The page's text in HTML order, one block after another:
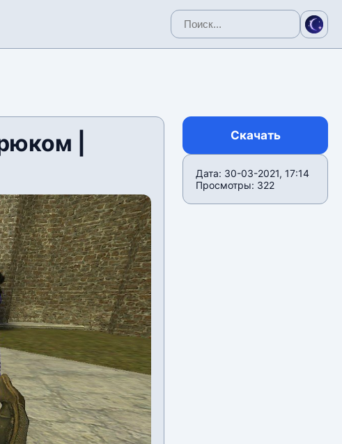
|
Скачать
Дата: 30-03-2021, 17:14
Просмотры: 322